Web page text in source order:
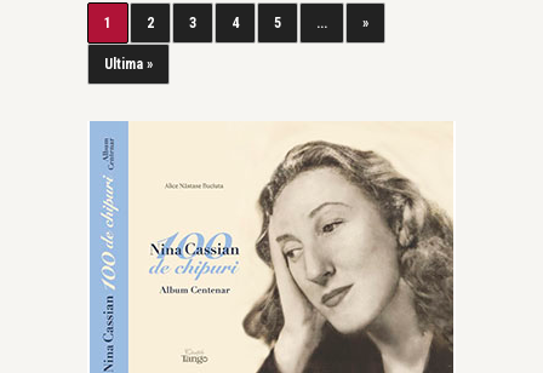
1 2 3 4 5 ... »
Ultima »